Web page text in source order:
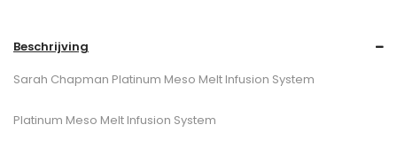
Beschrijving
Sarah Chapman Platinum Meso Melt Infusion System
Platinum Meso Melt Infusion System